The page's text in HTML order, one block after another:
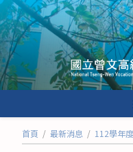
跳
轉
至
主
要
內
首頁 / 最新消息 / 112學年